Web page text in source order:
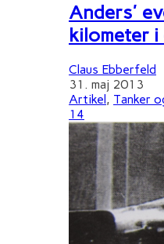
Anders'
kilometer i
Claus Ebberfeld
31. maj 2013
Artikel , Tanker
14